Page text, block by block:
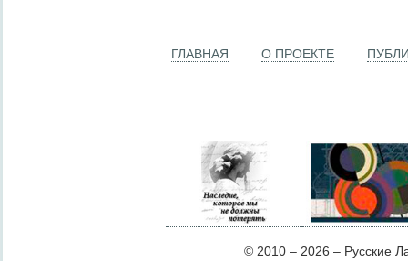
ГЛАВНАЯ О ПРОЕКТЕ
© 2010 – 2026 – Русские